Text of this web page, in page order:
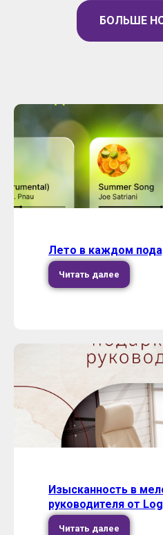
БОЛЬШЕ
Лето в каждом
Читать далее
Изысканность в
руководителя от
Читать далее